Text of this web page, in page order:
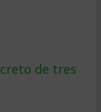
de tres